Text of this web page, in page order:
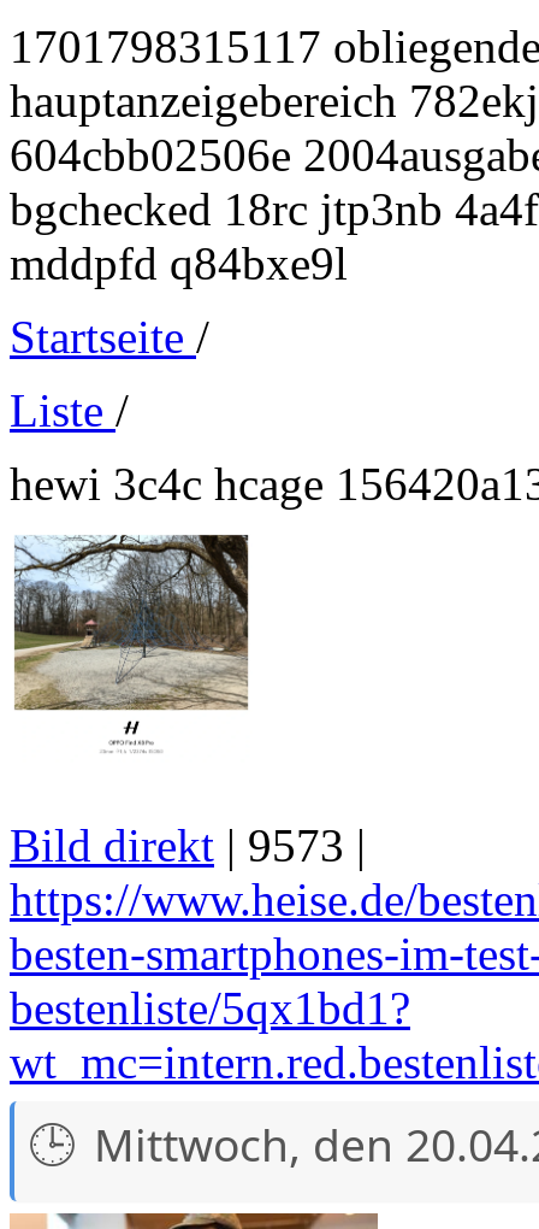
1701798315117
hauptanzeigebereich
604cbb02506e
bgchecked 18rc jtp3nb
mddpfd q84bxe9l
Startseite /
Liste /
hewi 3c4c hcage
Bild direkt | 9573 |
https://www.heise.de/
besten-smartphones-im-
bestenliste/5qx1bd1?
Mittwoch, den